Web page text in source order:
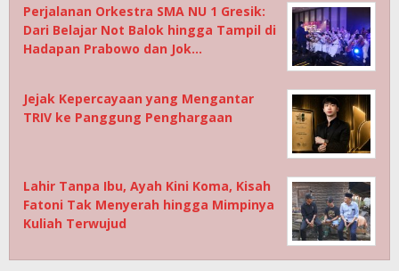
Perjalanan Orkestra SMA NU 1 Gresik:
Dari Belajar Not Balok hingga Tampil di
Hadapan Prabowo dan Jok…
Jejak Kepercayaan yang Mengantar
TRIV ke Panggung Penghargaan
Lahir Tanpa Ibu, Ayah Kini Koma, Kisah
Fatoni Tak Menyerah hingga Mimpinya
Kuliah Terwujud